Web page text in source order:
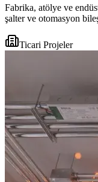
Fabrika, atölye ve
şalter ve otomasyon
Ticari Projeler